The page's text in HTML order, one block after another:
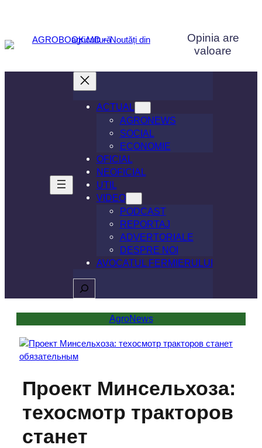
conținut
Opinia are
valoare
ACTUAL
AGRONEWS
SOCIAL
ECONOMIE
OFICIAL
NEOFICIAL
UTIL
VIDEO
PODCAST
REPORTAJ
ADVERTORIALE
DESPRE NOI
AVOCATUL FERMIERULUI
Caută
AgroNews
Проект Минсельхоза:
техосмотр тракторов
станет